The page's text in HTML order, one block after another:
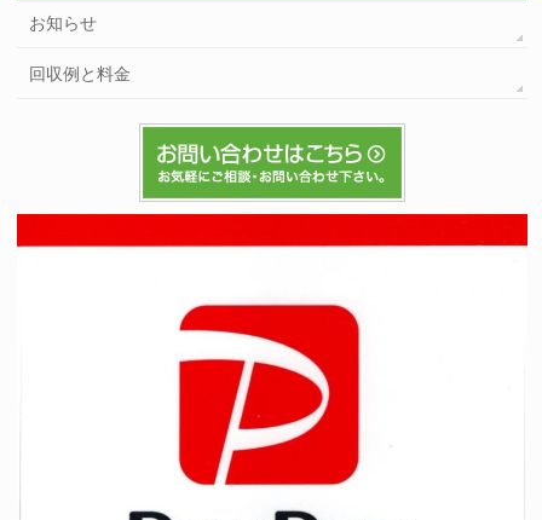
お知らせ
回収例と料金